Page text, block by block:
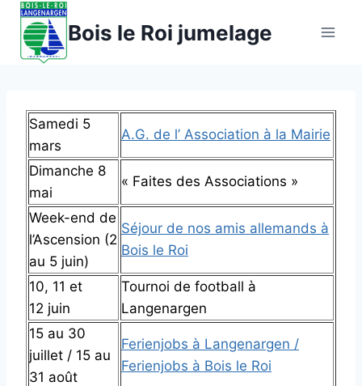
Aller
contenu
Bois le Roi jumelage
Samedi 5
mars
A.G. de l’ Association à la Mairie
Dimanche 8
mai
« Faites des Associations »
Week-end de
l’Ascension (2
au 5 juin)
Séjour de nos amis allemands à
Bois le Roi
10, 11 et
12 juin
Tournoi de football à
Langenargen
15 au 30
juillet / 15 au
31 août
Ferienjobs à Langenargen /
Ferienjobs à Bois le Roi